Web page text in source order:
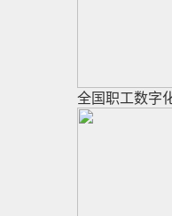
全国职工数字